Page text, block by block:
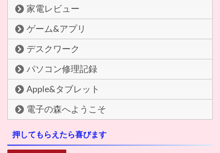
家電レビュー
ゲーム&アプリ
デスクワーク
パソコン修理記録
Apple&タブレット
電子の森へようこそ
押してもらえたら喜びます